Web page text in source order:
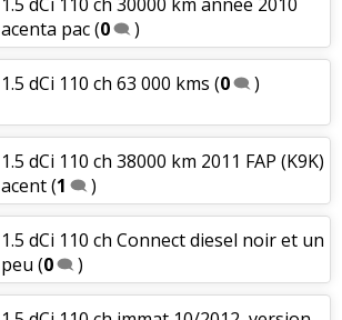
acenta pac(0 )
1.5 dCi 110 ch 63 000 kms (0 )
1.5 dCi 110 ch 38000 km 2011 FAP (K9K)
acent(1 )
1.5 dCi 110 ch Connect diesel noir et un
peu (0 )